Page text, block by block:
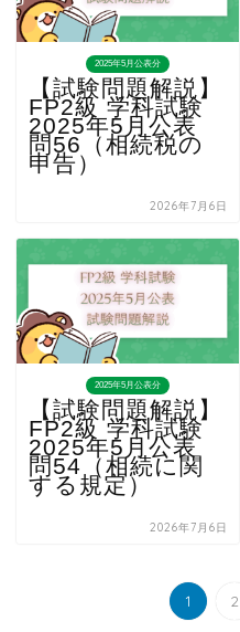
2025年5月公表分
【試験問題解説】
FP2級 学科試験
2025年5月公表
問56（相続税の
申告）
2026年7月6日
2025年5月公表分
【試験問題解説】
FP2級 学科試験
2025年5月公表
問54（相続に関
する規定）
2026年7月6日
1 2